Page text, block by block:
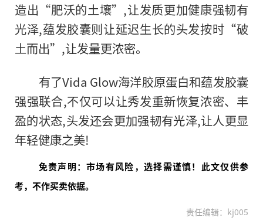
造出“肥沃的土壤”,让发质更加健康强韧有
光泽,蕴发胶囊则让延迟生长的头发按时“破
土而出”,让发量更浓密。
有了Vida Glow海洋胶原蛋白和蕴发胶囊
强强联合,不仅可以让秀发重新恢复浓密、丰
盈的状态,头发还会更加强韧有光泽,让人更显
年轻健康之美!
免责声明：市场有风险，选择需谨慎！此文仅供参
考，不作买卖依据。
责任编辑：kj005